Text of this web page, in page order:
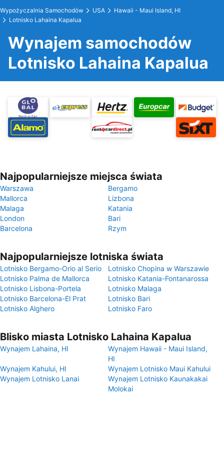
Wypożyczalnia Samochodów USA
Hawaii - Maui Island, HI
Lotnisko Lahaina Kapalua
Wynajem samochodów
Lotnisko Lahaina Kapalua
Najpopularniejsze miejsca świata
Warszawa
Bergamo
Mallorca
Lizbona
Malaga
Katania
London
Bari
Barcelona
Rzym
Najpopularniejsze lotniska świata
Lotnisko Bergamo-Orio al Serio
Lotnisko Chopina w Warszawie
Lotnisko Palma de Mallorca
Lotnisko Katania-Fontanarossa
Lotnisko Lisbona-Portela
Lotnisko Malaga
Lotnisko Barcelona-El Prat
Lotnisko Bari
Lotnisko Alghero
Lotnisko Faro
Blisko miasta Lotnisko Lahaina Kapalua
Wynajem Lahaina, HI
Wynajem Hawaii - Maui Island,
HI
Wynajem Kahului, HI
Wynajem Lotnisko Maui Kahului
Wynajem Lotnisko Lanai
Wynajem Lotnisko Kaunakakai
Molokai